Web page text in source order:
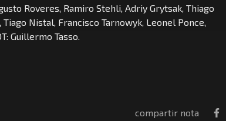
Roveres, Ramiro Stehli, Adriy Grytsak, Thiago
Nistal, Francisco Tarnowyk, Leonel Ponce,
Guillermo Tasso.
compartir nota